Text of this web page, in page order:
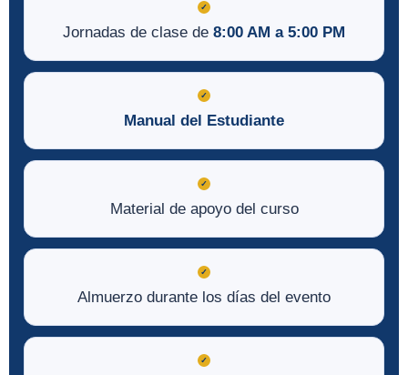
✓
Jornadas de clase de 8:00 AM a 5:00 PM
✓
Manual del Estudiante
✓
Material de apoyo del curso
✓
Almuerzo durante los días del evento
✓